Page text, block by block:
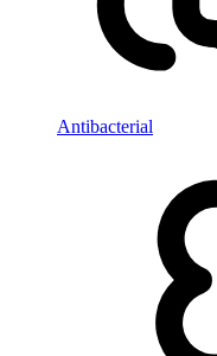
Antibacterial